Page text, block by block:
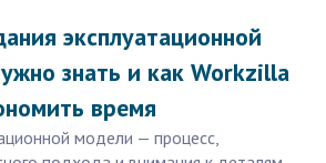
эксплуатационной
знать и как Workzilla
время
модели — процесс,